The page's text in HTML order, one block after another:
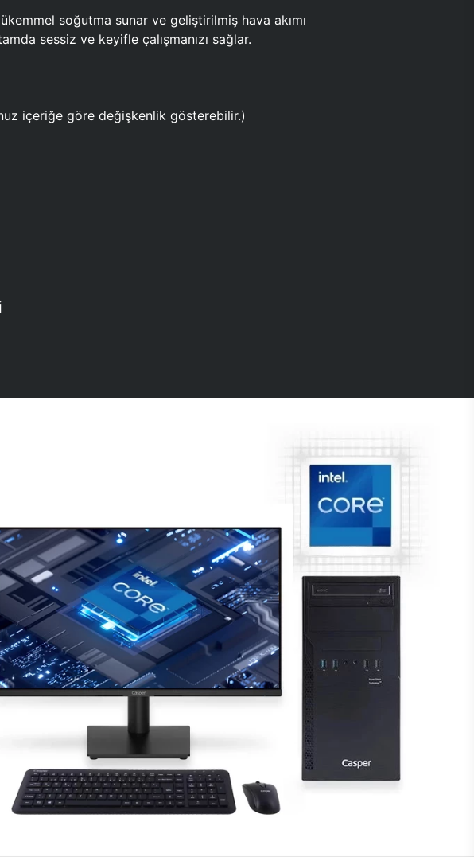
soğutma sunar ve geliştirilmiş hava akımı
sessiz ve keyifle çalışmanızı sağlar.
içeriğe göre değişkenlik gösterebilir.)